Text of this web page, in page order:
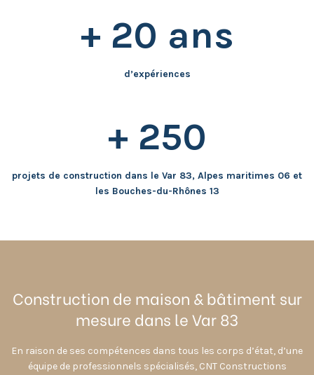
+ 20 ans
d’expériences
+ 250
projets de construction dans le Var 83, Alpes maritimes 06 et
les Bouches-du-Rhônes 13
Construction de maison & bâtiment sur
mesure dans le Var 83
En raison de ses compétences dans tous les corps d’état, d’une
équipe de professionnels spécialisés, CNT Constructions